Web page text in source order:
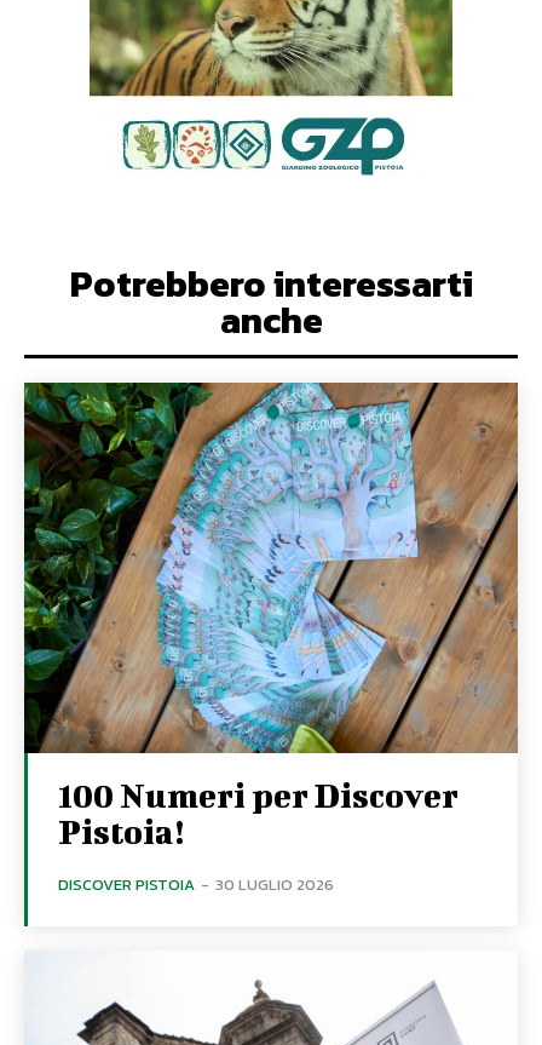
Potrebbero interessarti
anche
100 Numeri per Discover
Pistoia!
DISCOVER PISTOIA - 30 LUGLIO 2026